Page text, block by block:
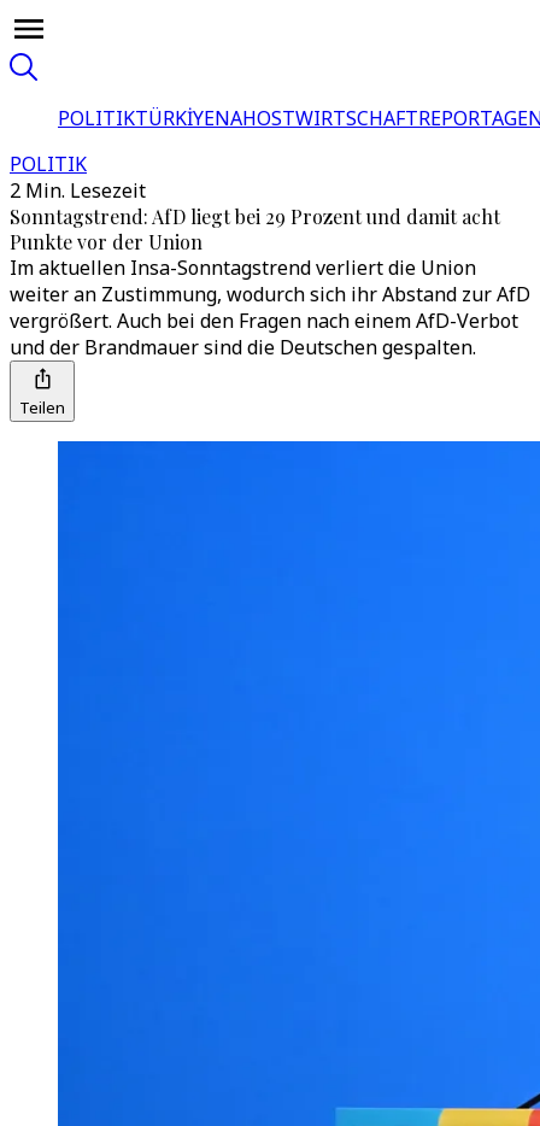
POLITIKTÜRKİYENAHOSTWIRTSCHAFT
POLITIK
2 Min. Lesezeit
Sonntagstrend: AfD liegt bei 29 Prozent und damit acht
Punkte vor der Union
Im aktuellen Insa-Sonntagstrend verliert die Union
weiter an Zustimmung, wodurch sich ihr Abstand zur AfD
vergrößert. Auch bei den Fragen nach einem AfD-Verbot
und der Brandmauer sind die Deutschen gespalten.
Teilen